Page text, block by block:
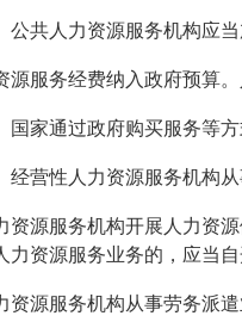
共人力资源服务机构应
源服务经费纳入政府预算
家通过政府购买服务等方
营性人力资源服务机构从
资源服务机构开展人力资
力资源服务业务的，应当
资源服务机构从事劳务派